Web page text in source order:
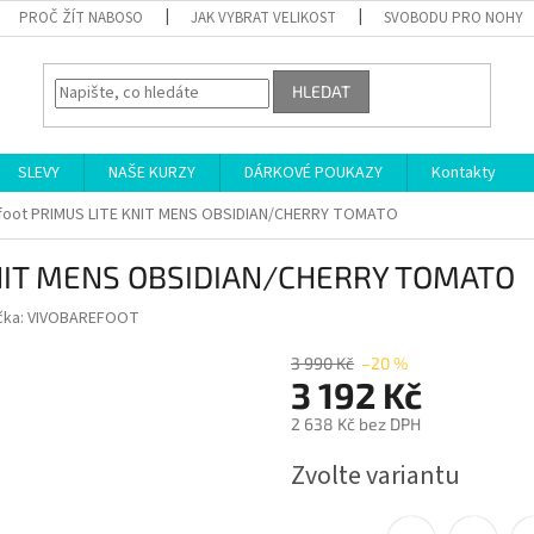
PROČ ŽÍT NABOSO JAK VYBRAT VELIKOST SVOBODU PRO NOHY
HLEDAT
SLEVY NAŠE KURZY DÁRKOVÉ POUKAZY
Kontakty
PRIMUS LITE KNIT MENS OBSIDIAN/CHERRY TOMATO
MENS OBSIDIAN/CHERRY TOMATO
VIVOBAREFOOT
3 990 Kč –20 %
3 192 Kč
2 638 Kč bez DPH
cena:
Zvolte variantu